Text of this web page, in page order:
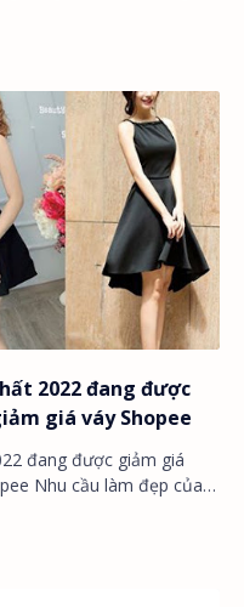
2022 đang được
giá váy Shopee
đang được giảm giá
Nhu cầu làm đẹp của